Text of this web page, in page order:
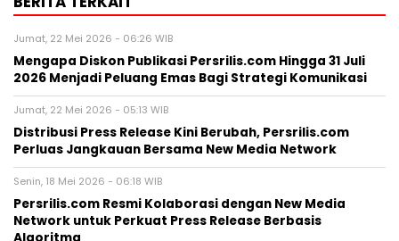
Jumat, 22 Mei 2026 - 06:26 WIB
Mengapa Diskon Publikasi Persrilis.com Hingga 31 Juli
2026 Menjadi Peluang Emas Bagi Strategi Komunikasi
Jumat, 22 Mei 2026 - 05:13 WIB
Distribusi Press Release Kini Berubah, Persrilis.com
Perluas Jangkauan Bersama New Media Network
Senin, 18 Mei 2026 - 06:18 WIB
Persrilis.com Resmi Kolaborasi dengan New Media
Network untuk Perkuat Press Release Berbasis